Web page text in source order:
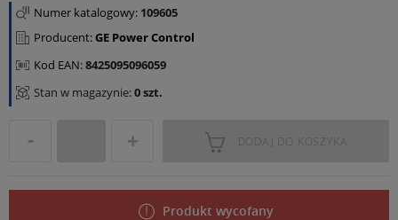
Numer katalogowy: 109605
Producent:GE Power Control
Kod EAN:8425095096059
Stan w magazynie:0 szt.
DODAJ DO KOSZYKA
Produkt wycofany